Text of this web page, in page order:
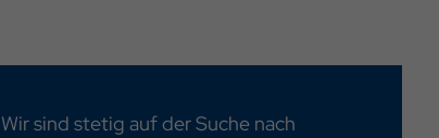
Wir sind stetig auf der Suche nach